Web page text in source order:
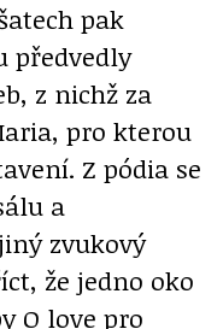
pak
předvedly
z nichž za
pro kterou
Z pódia se
a
zvukový
že jedno oko
O love pro